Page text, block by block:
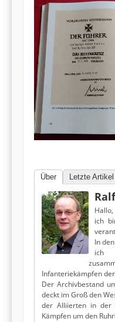
Über Letzte Artikel
Hallo,
ich
In
ich
Infanteriekämpfen
Der Archivbestand
deckt im Groß den
der Alliierten in der
Kämpfen um den